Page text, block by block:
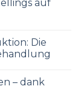
auf
Die
– dank